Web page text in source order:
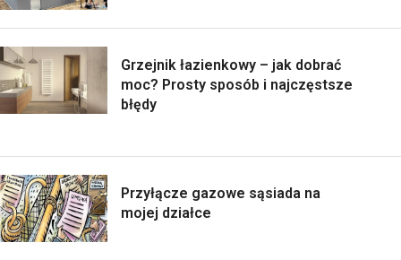
Grzejnik łazienkowy – jak dobrać
moc? Prosty sposób i najczęstsze
błędy
Przyłącze gazowe sąsiada na
mojej działce